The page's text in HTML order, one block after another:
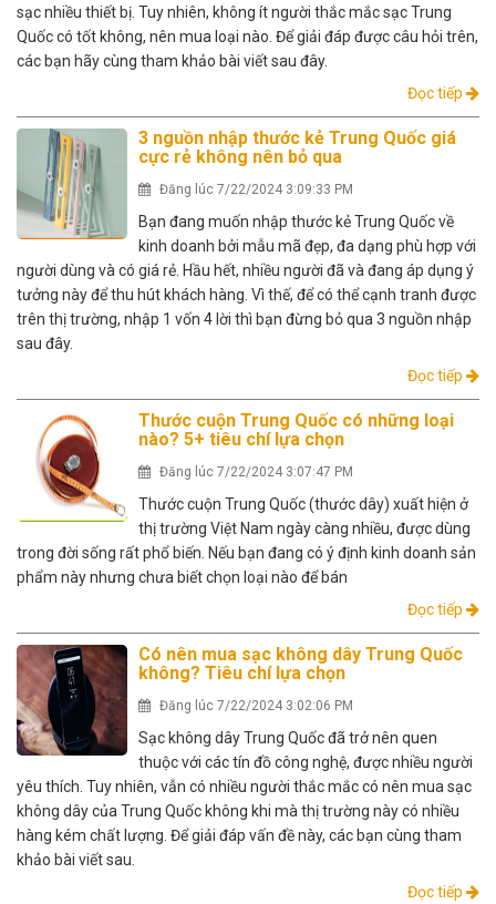
sạc nhiều thiết bị. Tuy nhiên, không ít người thắc mắc sạc Trung
Quốc có tốt không, nên mua loại nào. Để giải đáp được câu hỏi trên,
các bạn hãy cùng tham khảo bài viết sau đây.
Đọc tiếp
3 nguồn nhập thước kẻ Trung Quốc giá
cực rẻ không nên bỏ qua
Đăng lúc 7/22/2024 3:09:33 PM
Bạn đang muốn nhập thước kẻ Trung Quốc về
kinh doanh bởi mẫu mã đẹp, đa dạng phù hợp với
người dùng và có giá rẻ. Hầu hết, nhiều người đã và đang áp dụng ý
tưởng này để thu hút khách hàng. Vì thế, để có thể cạnh tranh được
trên thị trường, nhập 1 vốn 4 lời thì bạn đừng bỏ qua 3 nguồn nhập
sau đây.
Đọc tiếp
Thước cuộn Trung Quốc có những loại
nào? 5+ tiêu chí lựa chọn
Đăng lúc 7/22/2024 3:07:47 PM
Thước cuộn Trung Quốc (thước dây) xuất hiện ở
thị trường Việt Nam ngày càng nhiều, được dùng
trong đời sống rất phổ biến. Nếu bạn đang có ý định kinh doanh sản
phẩm này nhưng chưa biết chọn loại nào để bán
Đọc tiếp
Có nên mua sạc không dây Trung Quốc
không? Tiêu chí lựa chọn
Đăng lúc 7/22/2024 3:02:06 PM
Sạc không dây Trung Quốc đã trở nên quen
thuộc với các tín đồ công nghệ, được nhiều người
yêu thích. Tuy nhiên, vẫn có nhiều người thắc mắc có nên mua sạc
không dây của Trung Quốc không khi mà thị trường này có nhiều
hàng kém chất lượng. Để giải đáp vấn đề này, các bạn cùng tham
khảo bài viết sau.
Đọc tiếp